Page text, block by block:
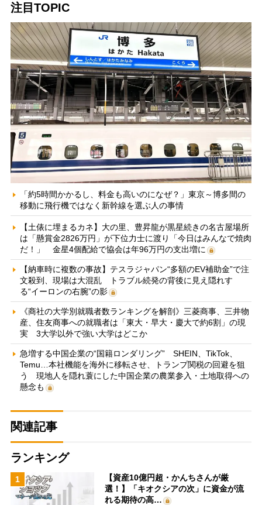
注目TOPIC
「約5時間かかるし、料金も高いのになぜ？」東京～博多間の
移動に飛行機ではなく新幹線を選ぶ人の事情
【土俵に埋まるカネ】大の里、豊昇龍が黒星続きの名古屋場所
は「懸賞金2826万円」が下位力士に渡り「今日はみんなで焼肉
だ！」 金星4個配給で協会は年96万円の支出増に
【納車時に複数の事故】テスラジャパン“多額のEV補助金”で注
文殺到、現場は大混乱 トラブル続発の背後に見え隠れす
る“イーロンの右腕”の影
《商社の大学別就職者数ランキングを解剖》三菱商事、三井物
産、住友商事への就職者は「東大・早大・慶大で約6割」の現
実 3大学以外で強い大学はどこか
急増する中国企業の“国籍ロンダリング” SHEIN、TikTok、
Temu…本社機能を海外に移転させ、トランプ関税の回避を狙
う 現地人を隠れ蓑にした中国企業の農業参入・土地取得への
懸念も
関連記事
ランキング
1
【資産10億円超・かんちさんが厳
選！】「キオクシアの次」に資金が流
れる期待の高…